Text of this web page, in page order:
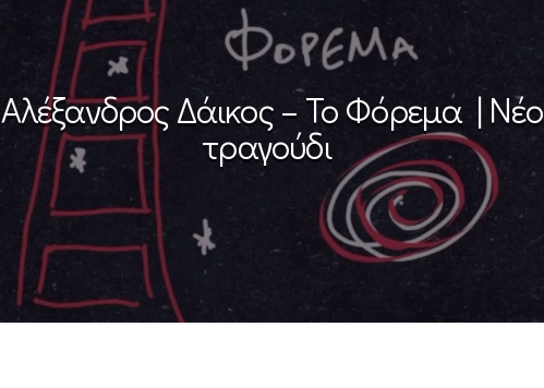
Αλέξανδρος Δάικος – Το Φόρεμα | Νέο
τραγούδι